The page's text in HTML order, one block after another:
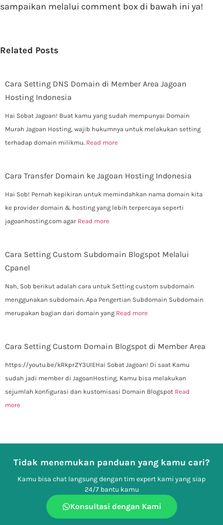
sampaikan melalui comment box di bawah ini ya!
Related Posts
Cara Setting DNS Domain di Member Area Jagoan
Hosting Indonesia
Hai Sobat Jagoan! Buat kamu yang sudah mempunyai Domain
Murah Jagoan Hosting, wajib hukumnya untuk melakukan setting
terhadap domain milikmu. Read more
Cara Transfer Domain ke Jagoan Hosting Indonesia
Hai Sob! Pernah kepikiran untuk memindahkan nama domain kita
ke provider domain & hosting yang lebih terpercaya seperti
jagoanhosting.com agar Read more
Cara Setting Custom Subdomain Blogspot Melalui
Cpanel
Nah, Sob berikut adalah cara untuk Setting custom subdomain
menggunakan subdomain. Apa Pengertian Subdomain Subdomain
merupakan bagian dari domain yang Read more
Cara Setting Custom Domain Blogspot di Member Area
https://youtu.be/kRkprZY3UIEHai Sobat Jagoan! Di saat Kamu
sudah jadi member di JagoanHosting, Kamu bisa melakukan
sejumlah konfigurasi dan kustomisasi Domain Blogspot Read
more
Tidak menemukan panduan yang kamu cari?
Kamu bisa chat langsung dengan tim expert kami yang siap
24/7 bantu kamu
Konsultasi dengan Kami